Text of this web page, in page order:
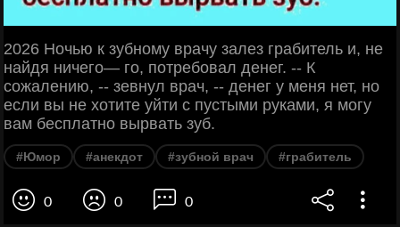
2026 Ночью к зубному врачу залез грабитель и, не
найдя ничего— го, потребовал денег. -- К
сожалению, -- зевнул врач, -- денег у меня нет, но
если вы не хотите уйти с пустыми руками, я могу
вам бесплатно вырвать зуб.
#Юмор #анекдот #зубной врач #грабитель
0 0 0